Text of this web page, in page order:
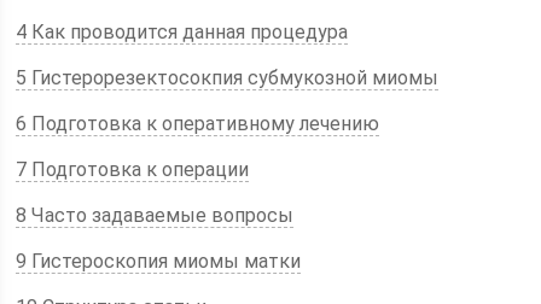
4 Как проводится данная процедура
5 Гистерорезектосокпия субмукозной миомы
6 Подготовка к оперативному лечению
7 Подготовка к операции
8 Часто задаваемые вопросы
9 Гистероскопия миомы матки